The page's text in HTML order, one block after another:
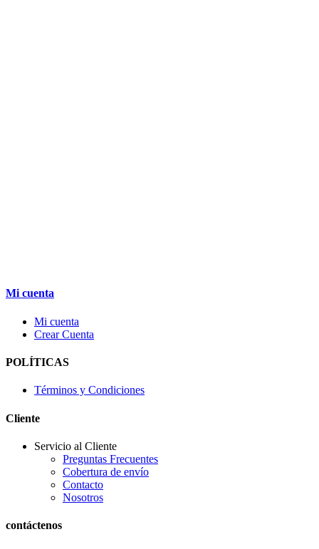
Mi cuenta
Mi cuenta
Crear Cuenta
POLÍTICAS
Términos y Condiciones
Cliente
Servicio al Cliente
Preguntas Frecuentes
Cobertura de envío
Contacto
Nosotros
contáctenos